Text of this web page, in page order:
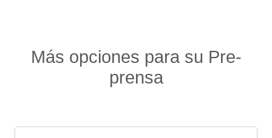
Más opciones para su Pre-
prensa